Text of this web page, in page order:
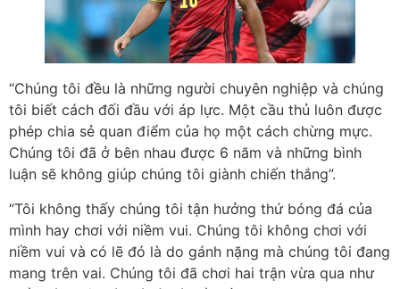
“Chúng tôi đều là những người chuyên nghiệp và chúng
tôi biết cách đối đầu với áp lực. Một cầu thủ luôn được
phép chia sẻ quan điểm của họ một cách chừng mực.
Chúng tôi đã ở bên nhau được 6 năm và những bình
luận sẽ không giúp chúng tôi giành chiến thắng”.
“Tôi không thấy chúng tôi tận hưởng thứ bóng đá của
mình hay chơi với niềm vui. Chúng tôi không chơi với
niềm vui và có lẽ đó là do gánh nặng mà chúng tôi đang
mang trên vai. Chúng tôi đã chơi hai trận vừa qua như